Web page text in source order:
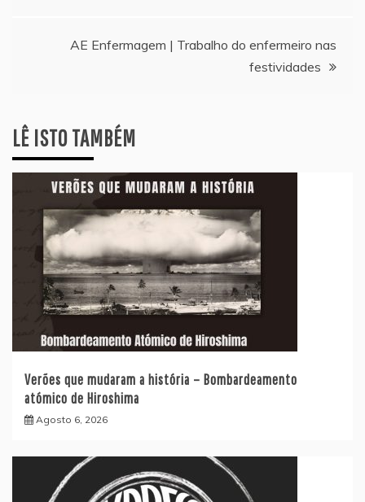
artigosAE Enfermagem | Trabalho do enfermeiro nas
festividades
LÊ ISTO TAMBÉM
Verões que mudaram a história – Bombardeamento
atómico de Hiroshima
Agosto 6, 2026